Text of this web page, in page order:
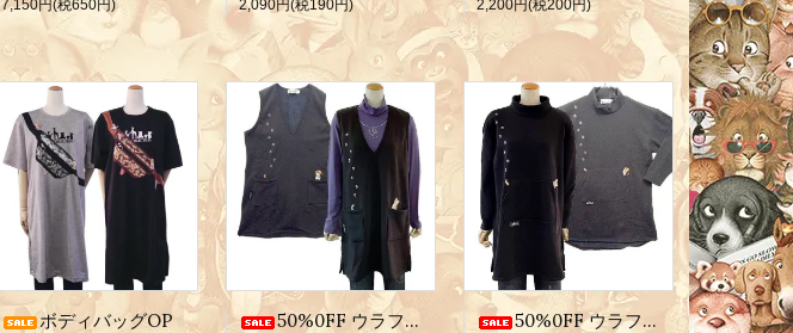
7,150円(税650円) 2,090円(税190円) 2,200円(税200円)
ボディバッグOP 50%0FF ウラフワジャンパースカート 50%0FF ウラフワポケチュニック